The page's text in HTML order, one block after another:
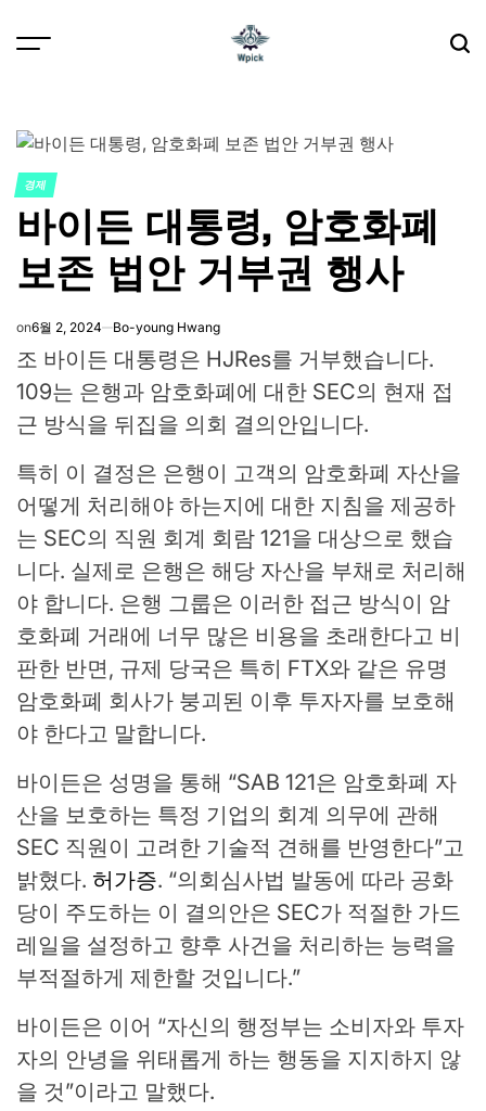
POSTED
IN
경제
바이든 대통령, 암호화폐
보존 법안 거부권 행사
on6월 2, 2024 Bo-young Hwang
조 바이든 대통령은 HJRes를 거부했습니다.
109는 은행과 암호화폐에 대한 SEC의 현재 접
근 방식을 뒤집을 의회 결의안입니다.
특히 이 결정은 은행이 고객의 암호화폐 자산을
어떻게 처리해야 하는지에 대한 지침을 제공하
는 SEC의 직원 회계 회람 121을 대상으로 했습
니다. 실제로 은행은 해당 자산을 부채로 처리해
야 합니다. 은행 그룹은 이러한 접근 방식이 암
호화폐 거래에 너무 많은 비용을 초래한다고 비
판한 반면, 규제 당국은 특히 FTX와 같은 유명
암호화폐 회사가 붕괴된 이후 투자자를 보호해
야 한다고 말합니다.
바이든은 성명을 통해 “SAB 121은 암호화폐 자
산을 보호하는 특정 기업의 회계 의무에 관해
SEC 직원이 고려한 기술적 견해를 반영한다”고
밝혔다. 허가증. “의회심사법 발동에 따라 공화
당이 주도하는 이 결의안은 SEC가 적절한 가드
레일을 설정하고 향후 사건을 처리하는 능력을
부적절하게 제한할 것입니다.”
바이든은 이어 “자신의 행정부는 소비자와 투자
자의 안녕을 위태롭게 하는 행동을 지지하지 않
을 것”이라고 말했다.